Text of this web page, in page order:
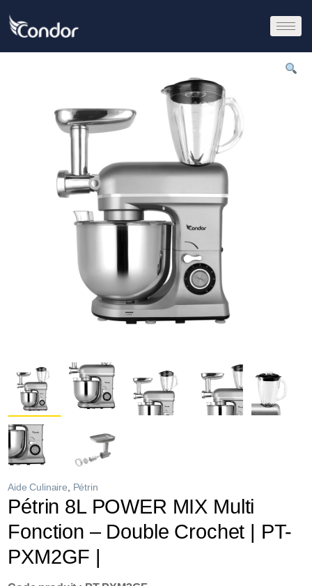
Aide Culinaire Pétrin
Pétrin 8L POWER MIX Multi
Fonction – Double Crochet | PT-
PXM2GF |